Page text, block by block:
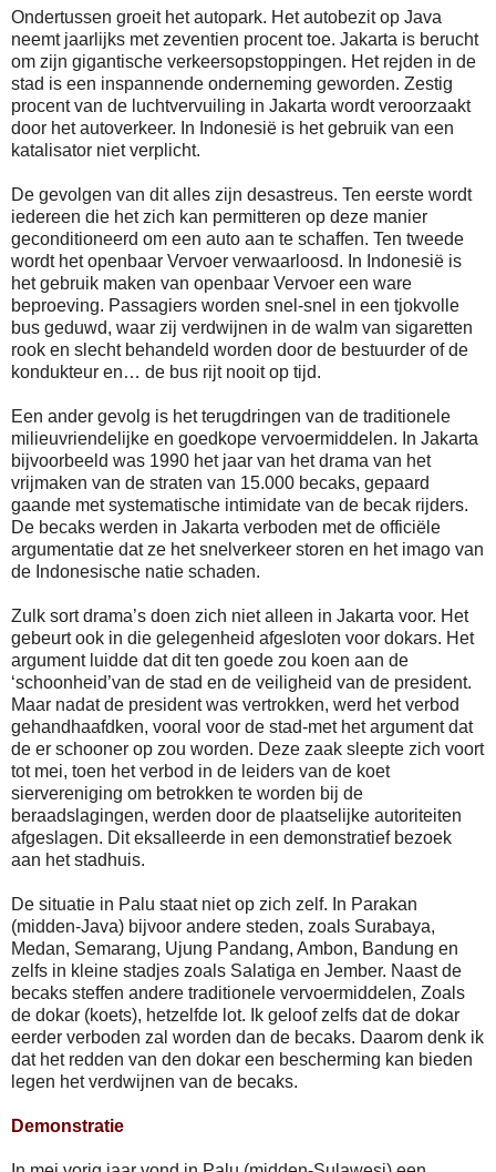
Ondertussen groeit het autopark. Het autobezit op Java
neemt jaarlijks met zeventien procent toe. Jakarta is berucht
om zijn gigantische verkeersopstoppingen. Het rejden in de
stad is een inspannende onderneming geworden. Zestig
procent van de luchtvervuiling in Jakarta wordt veroorzaakt
door het autoverkeer. In Indonesië is het gebruik van een
katalisator niet verplicht.
De gevolgen van dit alles zijn desastreus. Ten eerste wordt
iedereen die het zich kan permitteren op deze manier
geconditioneerd om een auto aan te schaffen. Ten tweede
wordt het openbaar Vervoer verwaarloosd. In Indonesië is
het gebruik maken van openbaar Vervoer een ware
beproeving. Passagiers worden snel-snel in een tjokvolle
bus geduwd, waar zij verdwijnen in de walm van sigaretten
rook en slecht behandeld worden door de bestuurder of de
kondukteur en… de bus rijt nooit op tijd.
Een ander gevolg is het terugdringen van de traditionele
milieuvriendelijke en goedkope vervoermiddelen. In Jakarta
bijvoorbeeld was 1990 het jaar van het drama van het
vrijmaken van de straten van 15.000 becaks, gepaard
gaande met systematische intimidate van de becak rijders.
De becaks werden in Jakarta verboden met de officiële
argumentatie dat ze het snelverkeer storen en het imago van
de Indonesische natie schaden.
Zulk sort drama’s doen zich niet alleen in Jakarta voor. Het
gebeurt ook in die gelegenheid afgesloten voor dokars. Het
argument luidde dat dit ten goede zou koen aan de
‘schoonheid’van de stad en de veiligheid van de president.
Maar nadat de president was vertrokken, werd het verbod
gehandhaafdken, vooral voor de stad-met het argument dat
de er schooner op zou worden. Deze zaak sleepte zich voort
tot mei, toen het verbod in de leiders van de koet
siervereniging om betrokken te worden bij de
beraadslagingen, werden door de plaatselijke autoriteiten
afgeslagen. Dit eksalleerde in een demonstratief bezoek
aan het stadhuis.
De situatie in Palu staat niet op zich zelf. In Parakan
(midden-Java) bijvoor andere steden, zoals Surabaya,
Medan, Semarang, Ujung Pandang, Ambon, Bandung en
zelfs in kleine stadjes zoals Salatiga en Jember. Naast de
becaks steffen andere traditionele vervoermiddelen, Zoals
de dokar (koets), hetzelfde lot. Ik geloof zelfs dat de dokar
eerder verboden zal worden dan de becaks. Daarom denk ik
dat het redden van den dokar een bescherming kan bieden
legen het verdwijnen van de becaks.
Demonstratie